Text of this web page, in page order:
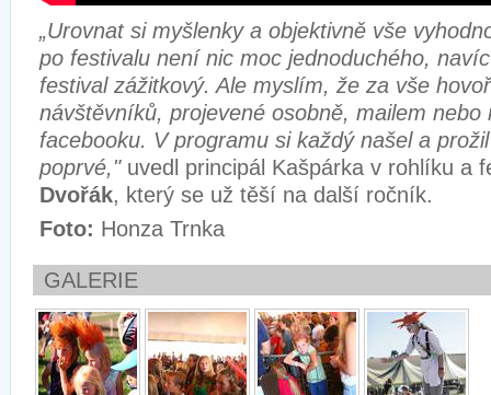
„Urovnat si myšlenky a objektivně vše
po festivalu není nic moc jednoduchého,
festival zážitkový. Ale myslím, že za vše
návštěvníků, projevené osobně, mailem nebo
facebooku. V programu si každý našel a
poprvé,"uvedl principál Kašpárka v rohlíku a
Dvořák, který se už těší na další ročník.
Foto: Honza Trnka
GALERIE